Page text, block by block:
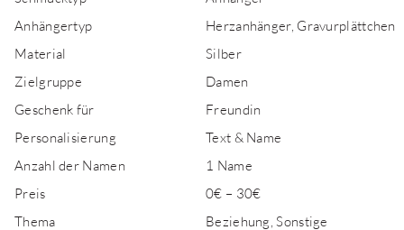
Anhängertyp
Herzanhänger, Gravurplättchen
Material
Silber
Zielgruppe
Damen
Geschenk für
Freundin
Personalisierung
Text & Name
Anzahl der Namen
1 Name
Preis
0€ – 30€
Thema
Beziehung, Sonstige